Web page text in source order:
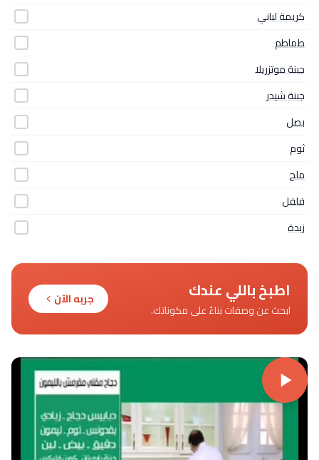
كريمة لباني
طماطم
جبنة موتزريلا
جبنة شيدر
بصل
ثوم
ملح
فلفل
زبدة
اطبخ باللي عندك
ابحث عن وصفات بناءً على مكوناتك.
جربه الآن